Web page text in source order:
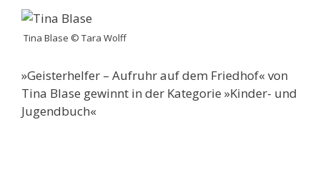
Tina Blase © Tara Wolff
»Geisterhelfer – Aufruhr auf dem Friedhof« von
Tina Blase gewinnt in der Kategorie »Kinder- und
Jugendbuch«